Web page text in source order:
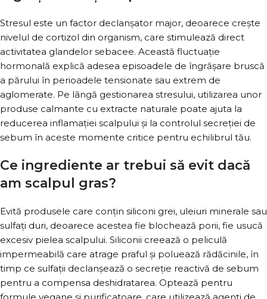
Stresul este un factor declanșator major, deoarece crește
nivelul de cortizol din organism, care stimulează direct
activitatea glandelor sebacee. Această fluctuație
hormonală explică adesea episoadele de îngrășare bruscă
a părului în perioadele tensionate sau extrem de
aglomerate. Pe lângă gestionarea stresului, utilizarea unor
produse calmante cu extracte naturale poate ajuta la
reducerea inflamației scalpului și la controlul secreției de
sebum în aceste momente critice pentru echilibrul tău.
Ce ingrediente ar trebui să evit dacă
am scalpul gras?
Evită produsele care conțin siliconi grei, uleiuri minerale sau
sulfați duri, deoarece acestea fie blochează porii, fie usucă
excesiv pielea scalpului. Siliconii creează o peliculă
impermeabilă care atrage praful și poluează rădăcinile, în
timp ce sulfații declanșează o secreție reactivă de sebum
pentru a compensa deshidratarea. Optează pentru